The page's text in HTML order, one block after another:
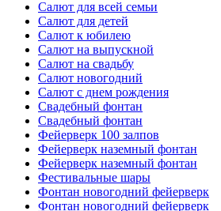
Салют для всей семьи
Салют для детей
Салют к юбилею
Салют на выпускной
Салют на свадьбу
Салют новогодний
Салют с днем рождения
Свадебный фонтан
Свадебный фонтан
Фейерверк 100 залпов
Фейерверк наземный фонтан
Фейерверк наземный фонтан
Фестивальные шары
Фонтан новогодний фейерверк
Фонтан новогодний фейерверк